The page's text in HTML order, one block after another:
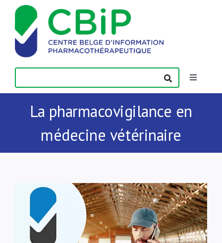
Passer
contenu
Toggle
Actualités
Publications
À propos de nous
La pharmacovigilance en
médecine vétérinaire